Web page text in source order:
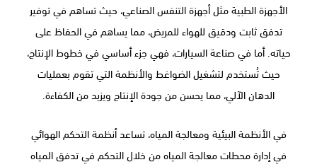
الأجهزة الطبية مثل أجهزة التنفس الصناعي، حيث تساهم في توفير
تدفق ثابت ودقيق للهواء للمريض، مما يساهم في الحفاظ على
حياته. أما في صناعة السيارات، فهي جزء أساسي في خطوط الإنتاج،
حيث تُستخدم لتشغيل الضواغط والأنظمة التي تقوم بعمليات
الدهان الآلي، مما يحسن من جودة الإنتاج ويزيد من الكفاءة.
في الأنظمة البيئية ومعالجة المياه، تساعد أنظمة التحكم الهوائي
في إدارة محطات معالجة المياه من خلال التحكم في تدفق المياه